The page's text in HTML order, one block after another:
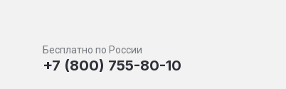
Бесплатно по России
+7 (800) 755-80-10